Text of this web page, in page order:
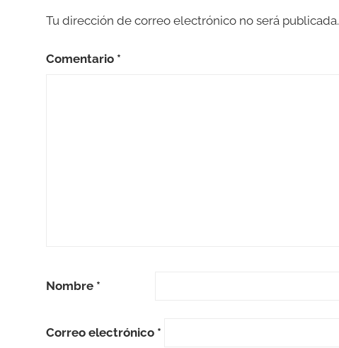
Tu dirección de correo electrónico no será publicada.
Comentario *
Nombre *
Correo electrónico *